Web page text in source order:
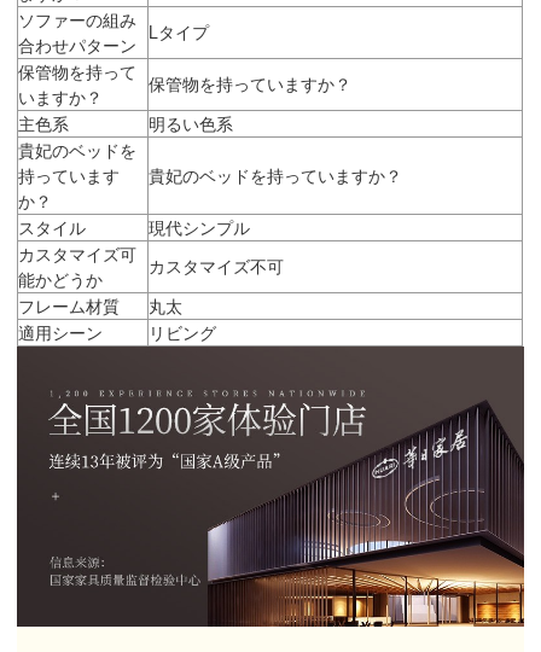
ソファーの組み
合わせパターン
Lタイプ
保管物を持って
いますか？
保管物を持っていますか？
主色系
明るい色系
貴妃のベッドを
持っています
か？
貴妃のベッドを持っていますか？
スタイル
現代シンプル
カスタマイズ可
能かどうか
カスタマイズ不可
フレーム材質
丸太
適用シーン
リビング